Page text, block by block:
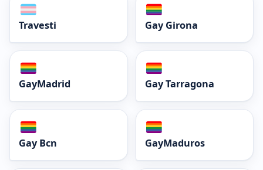
Travesti Gay Girona
GayMadrid Gay Tarragona
Gay Bcn GayMaduros